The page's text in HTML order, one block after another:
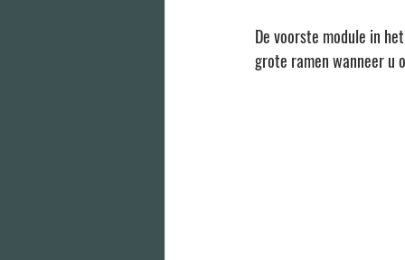
De voorste module in
grote ramen wanneer u